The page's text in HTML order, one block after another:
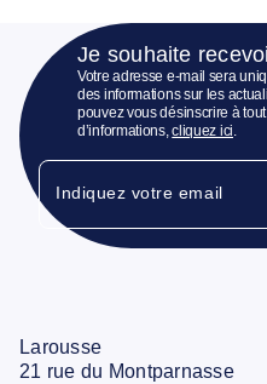
Je souhaite
Votre adresse e-mail sera
des informations sur les
pouvez vous désinscrire à
d’informations,cliquez ici.
Indiquez votre email
Larousse
21 rue du Montparnasse